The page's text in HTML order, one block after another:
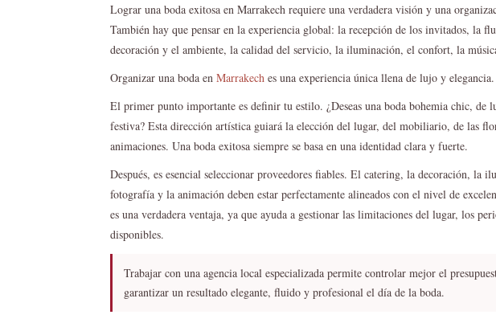
Lograr una boda exitosa en Marrakech requiere una verdadera visión y una
También hay que pensar en la experiencia global: la recepción de los invitados, la
decoración y el ambiente, la calidad del servicio, la iluminación, el confort, la
Organizar una boda en Marrakech es una experiencia única llena de lujo y elegancia.
El primer punto importante es definir tu estilo. ¿Deseas una boda bohemia chic,
festiva? Esta dirección artística guiará la elección del lugar, del mobiliario, de las
animaciones. Una boda exitosa siempre se basa en una identidad clara y fuerte.
Después, es esencial seleccionar proveedores fiables. El catering, la decoración, la
fotografía y la animación deben estar perfectamente alineados con el nivel de
es una verdadera ventaja, ya que ayuda a gestionar las limitaciones del lugar, los
disponibles.
Trabajar con una agencia local especializada permite controlar mejor el
garantizar un resultado elegante, fluido y profesional el día de la boda.